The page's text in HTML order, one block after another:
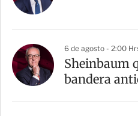
6 de agosto - 2:00
Sheinbaum
bandera